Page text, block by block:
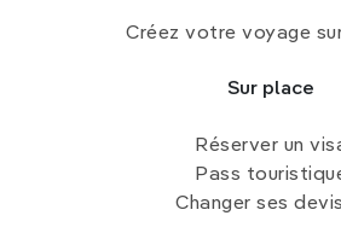
Créez votre voyage
Sur place
Réserver un
Pass
Changer ses